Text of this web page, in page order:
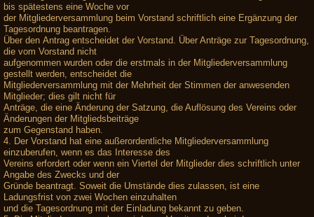
bis spätestens eine Woche vor
der Mitgliederversammlung beim Vorstand schriftlich eine Ergänzung der
Tagesordnung beantragen.
Über den Antrag entscheidet der Vorstand. Über Anträge zur Tagesordnung,
die vom Vorstand nicht
aufgenommen wurden oder die erstmals in der Mitgliederversammlung
gestellt werden, entscheidet die
Mitgliederversammlung mit der Mehrheit der Stimmen der anwesenden
Mitglieder; dies gilt nicht für
Anträge, die eine Änderung der Satzung, die Auflösung des Vereins oder
Änderungen der Mitgliedsbeiträge
zum Gegenstand haben.
4. Der Vorstand hat eine außerordentliche Mitgliederversammlung
einzuberufen, wenn es das Interesse des
Vereins erfordert oder wenn ein Viertel der Mitglieder dies schriftlich unter
Angabe des Zwecks und der
Gründe beantragt. Soweit die Umstände dies zulassen, ist eine
Ladungsfrist von zwei Wochen einzuhalten
und die Tagesordnung mit der Einladung bekannt zu geben.